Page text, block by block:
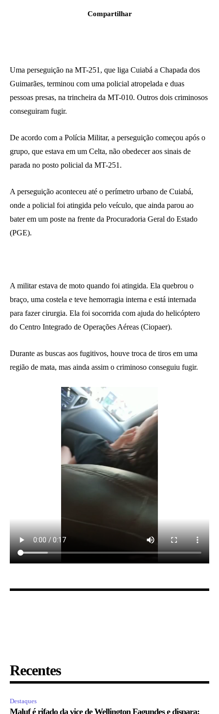
Compartilhar
Uma perseguição na MT-251, que liga Cuiabá a Chapada dos
Guimarães, terminou com uma policial atropelada e duas
pessoas presas, na trincheira da MT-010. Outros dois criminosos
conseguiram fugir.
De acordo com a Polícia Militar, a perseguição começou após o
grupo, que estava em um Celta, não obedecer aos sinais de
parada no posto policial da MT-251.
A perseguição aconteceu até o perímetro urbano de Cuiabá,
onde a policial foi atingida pelo veículo, que ainda parou ao
bater em um poste na frente da Procuradoria Geral do Estado
(PGE).
A militar estava de moto quando foi atingida. Ela quebrou o
braço, uma costela e teve hemorragia interna e está internada
para fazer cirurgia. Ela foi socorrida com ajuda do helicóptero
do Centro Integrado de Operações Aéreas (Ciopaer).
Durante as buscas aos fugitivos, houve troca de tiros em uma
região de mata, mas ainda assim o criminoso conseguiu fugir.
Recentes
Destaques
Maluf é rifado da vice de Wellington Fagundes e dispara: